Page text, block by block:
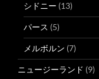
シドニー (13)
パース (5)
メルボルン (7)
ニュージーランド (9)